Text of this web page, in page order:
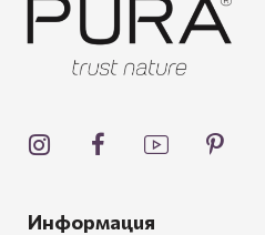
Информация